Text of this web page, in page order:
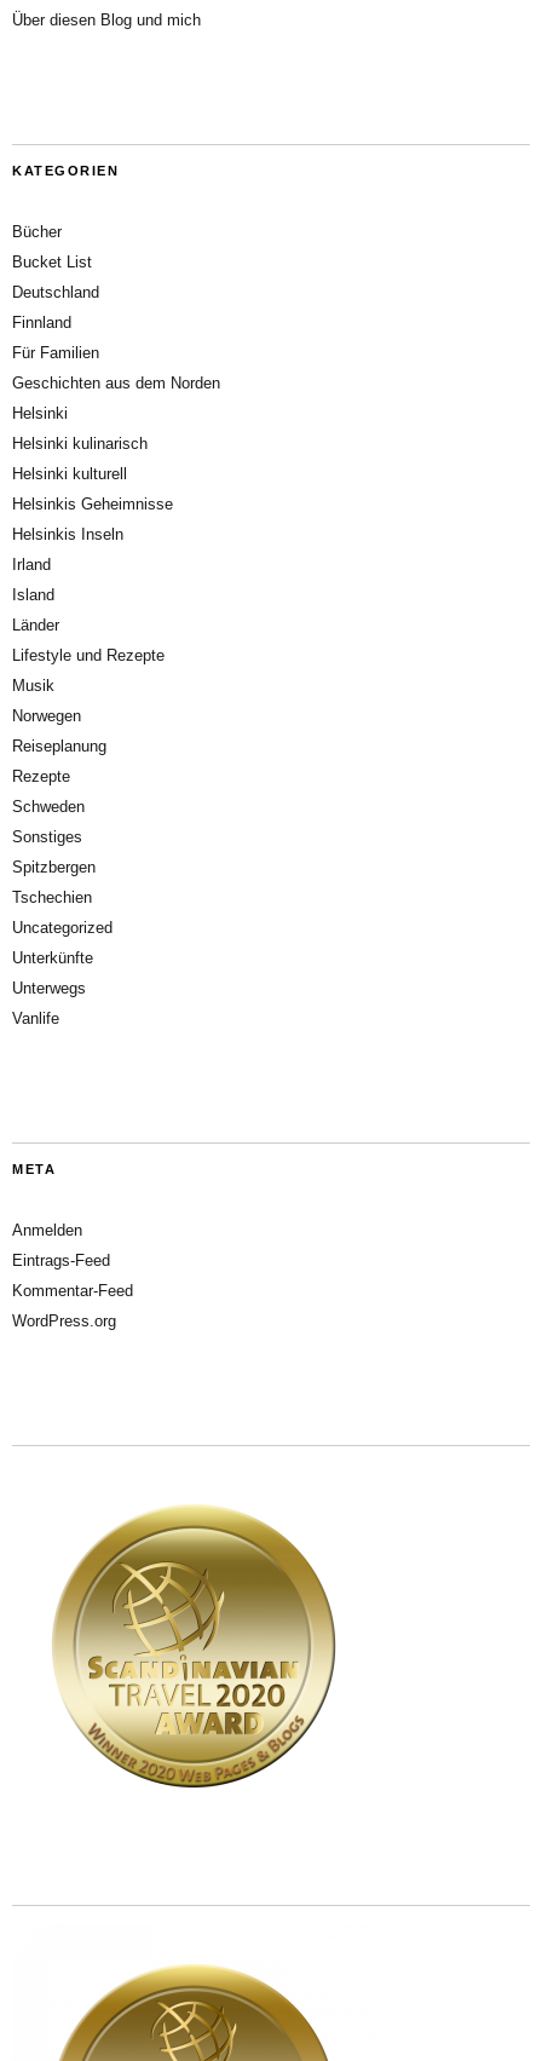
Über diesen Blog und mich
KATEGORIEN
Bücher
Bucket List
Deutschland
Finnland
Für Familien
Geschichten aus dem Norden
Helsinki
Helsinki kulinarisch
Helsinki kulturell
Helsinkis Geheimnisse
Helsinkis Inseln
Irland
Island
Länder
Lifestyle und Rezepte
Musik
Norwegen
Reiseplanung
Rezepte
Schweden
Sonstiges
Spitzbergen
Tschechien
Uncategorized
Unterkünfte
Unterwegs
Vanlife
META
Anmelden
Eintrags-Feed
Kommentar-Feed
WordPress.org